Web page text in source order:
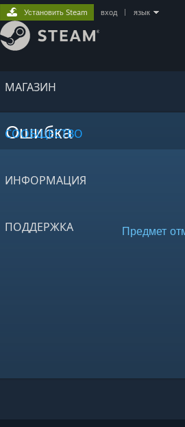
МАГАЗИН
СООБЩЕСТВО
ИНФОРМАЦИЯ
ПОДДЕРЖКА
Установить Steam вход язык
Ошибка
Предмет